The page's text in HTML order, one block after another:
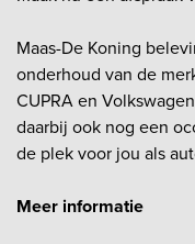
Maas-De Koning
onderhoud van de
CUPRA en
daarbij ook nog een
de plek voor jou als
Meer informatie